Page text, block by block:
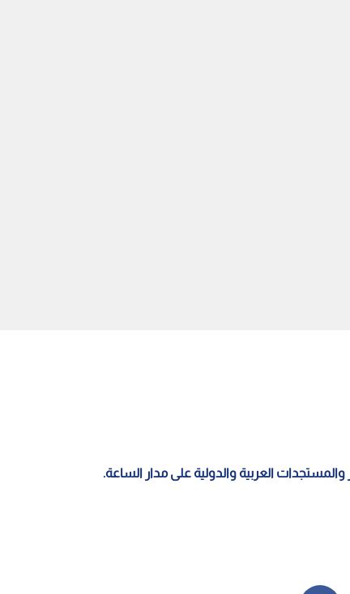
والمستجدات العربية والدولية على مدار الساعة.